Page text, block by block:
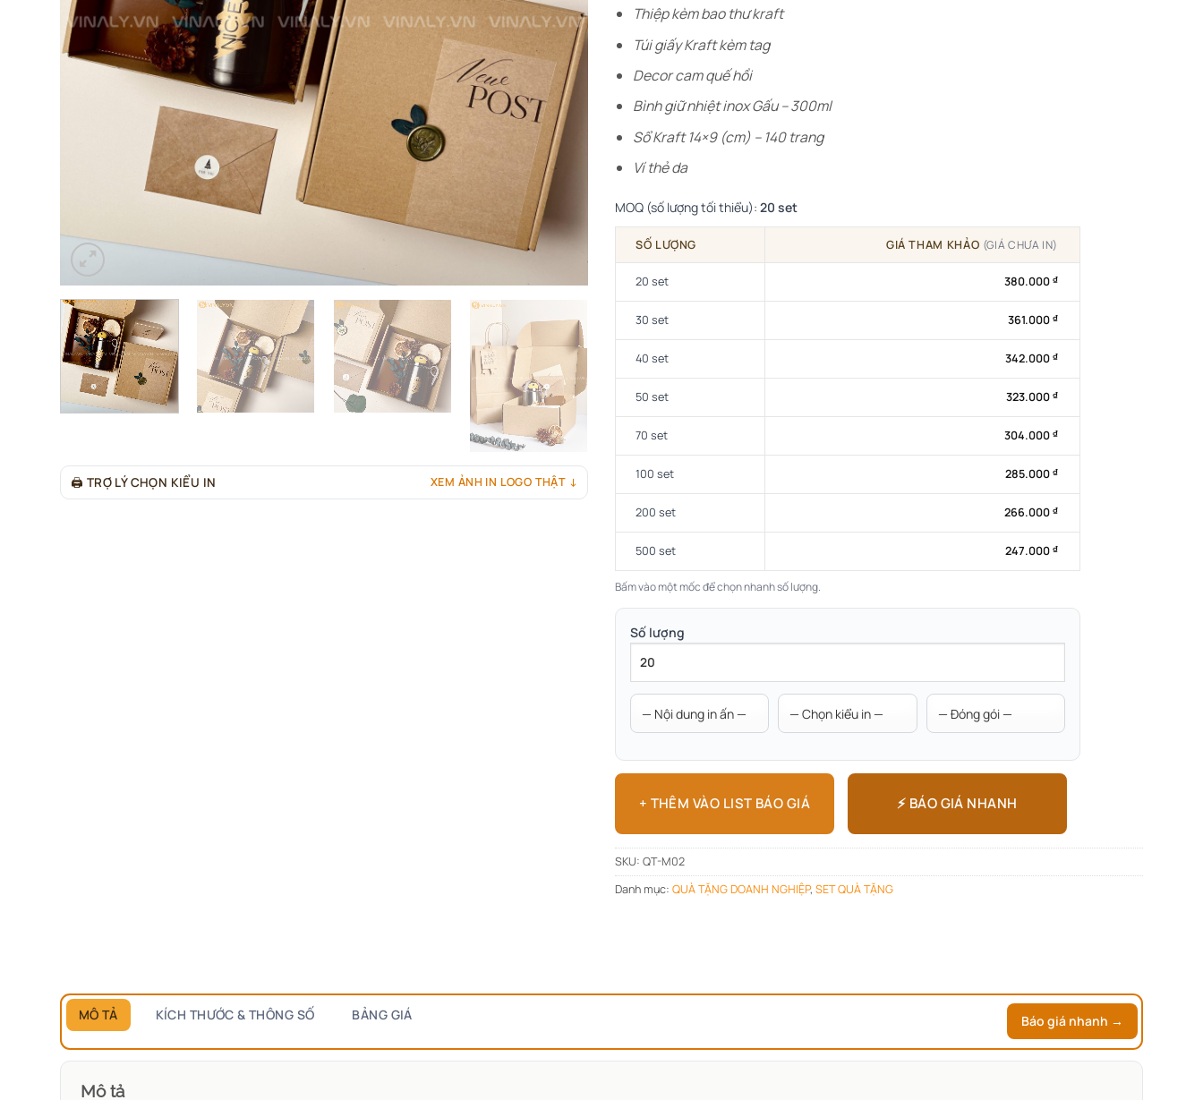
🖨 TRỢ LÝ CHỌN KIỂU IN XEM ẢNH IN LOGO THẬT ↓
Thiệp kèm bao thư kraft
Túi giấy Kraft kèm tag
Decor cam quế hồi
Bình giữ nhiệt inox Gấu – 300ml
Sổ Kraft 14×9 (cm) – 140 trang
Ví thẻ da
MOQ (số lượng tối thiểu): 20 set
SỐ LƯỢNG GIÁ THAM KHẢO (GIÁ CHƯA IN)
20 set 380.000 ₫
30 set 361.000 ₫
40 set 342.000 ₫
50 set 323.000 ₫
70 set 304.000 ₫
100 set 285.000 ₫
200 set 266.000 ₫
500 set 247.000 ₫
Bấm vào một mốc để chọn nhanh số lượng.
Số lượng
+ THÊM VÀO LIST BÁO GIÁ ⚡ BÁO GIÁ NHANH
SKU: QT-M02
Danh mục: QUÀ TẶNG DOANH NGHIỆP, SET QUÀ TẶNG
MÔ TẢ KÍCH THƯỚC & THÔNG SỐ BẢNG GIÁ Báo giá nhanh →
Mô tả